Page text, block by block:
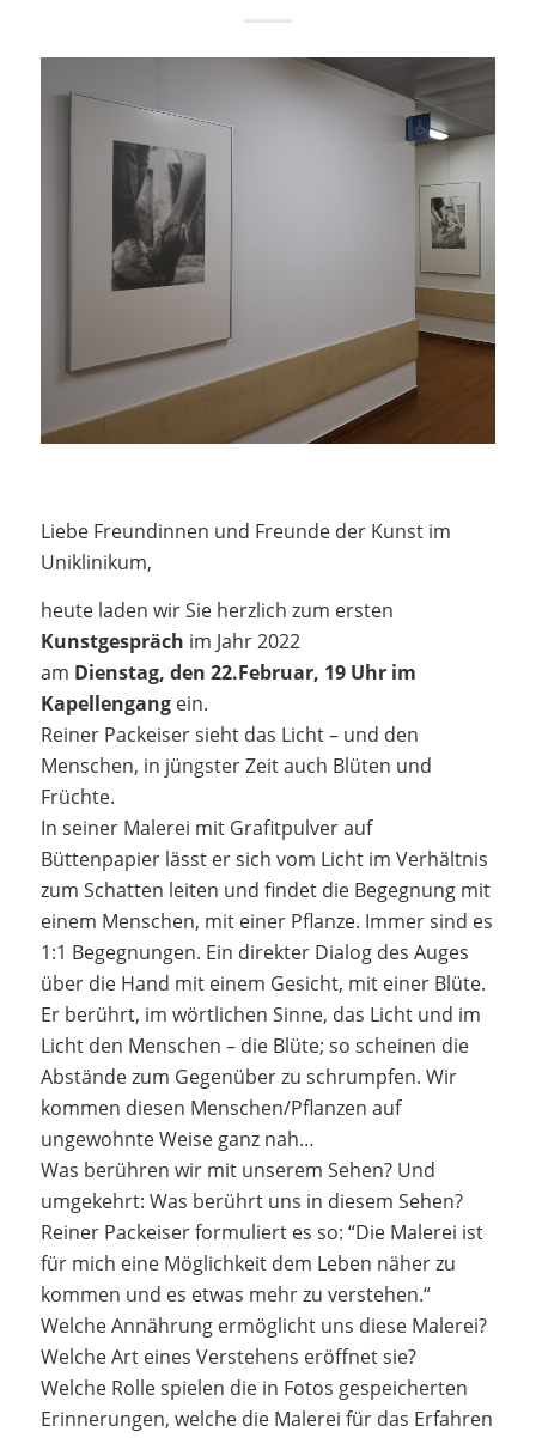
Liebe Freundinnen und Freunde der Kunst im
Uniklinikum,
heute laden wir Sie herzlich zum ersten
Kunstgespräch im Jahr 2022
am Dienstag, den 22.Februar, 19 Uhr im
Kapellengangein.
Reiner Packeiser sieht das Licht – und den
Menschen, in jüngster Zeit auch Blüten und
Früchte.
In seiner Malerei mit Grafitpulver auf
Büttenpapier lässt er sich vom Licht im Verhältnis
zum Schatten leiten und findet die Begegnung mit
einem Menschen, mit einer Pflanze. Immer sind es
1:1 Begegnungen. Ein direkter Dialog des Auges
über die Hand mit einem Gesicht, mit einer Blüte.
Er berührt, im wörtlichen Sinne, das Licht und im
Licht den Menschen – die Blüte; so scheinen die
Abstände zum Gegenüber zu schrumpfen. Wir
kommen diesen Menschen/Pflanzen auf
ungewohnte Weise ganz nah…
Was berühren wir mit unserem Sehen? Und
umgekehrt: Was berührt uns in diesem Sehen?
Reiner Packeiser formuliert es so: “Die Malerei ist
für mich eine Möglichkeit dem Leben näher zu
kommen und es etwas mehr zu verstehen.“
Welche Annährung ermöglicht uns diese Malerei?
Welche Art eines Verstehens eröffnet sie?
Welche Rolle spielen die in Fotos gespeicherten
Erinnerungen, welche die Malerei für das Erfahren